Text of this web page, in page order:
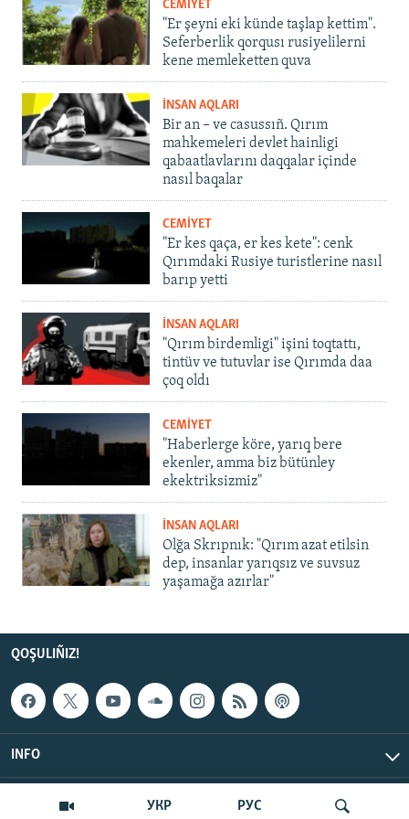
УКР РУС
CEMİYET
"Er şeyni eki künde taşlap kettim".
Seferberlik qorqusı rusiyelilerni
kene memleketten quva
İNSAN AQLARI
Bir an – ve casussıñ. Qırım
mahkemeleri devlet hainligi
qabaatlavlarını daqqalar içinde
nasıl baqalar
CEMİYET
"Er kes qaça, er kes kete": cenk
Qırımdaki Rusiye turistlerine nasıl
barıp yetti
İNSAN AQLARI
"Qırım birdemligi" işini toqtattı,
tintüv ve tutuvlar ise Qırımda daa
çoq oldı
CEMİYET
"Haberlerge köre, yarıq bere
ekenler, amma biz bütünley
ekektriksizmiz"
İNSAN AQLARI
Olğa Skrıpnık: "Qırım azat etilsin
dep, insanlar yarıqsız ve suvsuz
yaşamağa azırlar"
QOŞULIÑIZ!
INFO
© Qırım.Aqiqat, 2026 | All Rights Reserved.